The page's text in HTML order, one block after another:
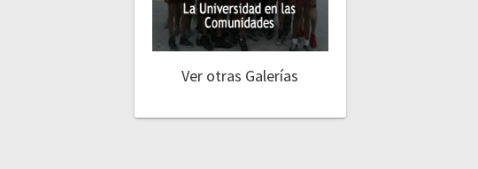
Ver otras Galerías